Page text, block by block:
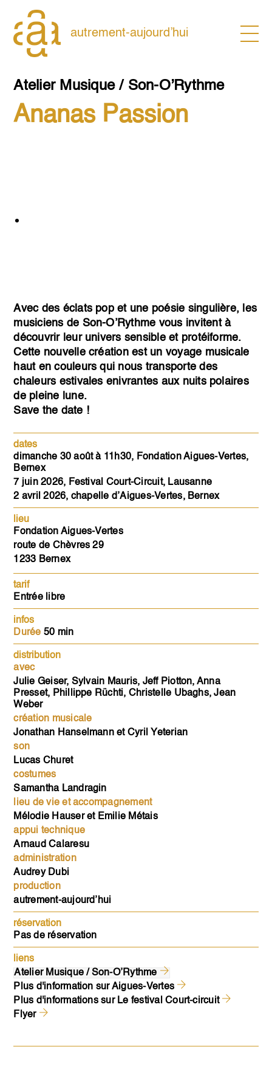
content
autrement-aujourd’hui
Avec des éclats pop et une poésie singulière, les
musiciens de Son-O’Rythme vous invitent à
découvrir leur univers sensible et protéiforme.
Cette nouvelle création est un voyage musicale
haut en couleurs qui nous transporte des
chaleurs estivales enivrantes aux nuits polaires
de pleine lune.
Save the date !
dates
dimanche 30 août à 11h30, Fondation Aigues-Vertes,
Bernex
7 juin 2026, Festival Court-Circuit, Lausanne
2 avril 2026, chapelle d’Aigues-Vertes, Bernex
lieu
Fondation Aigues-Vertes
route de Chèvres 29
1233 Bernex
tarif
Entrée libre
infos
Durée 50 min
distribution
avec
Julie Geiser, Sylvain Mauris, Jeff Piotton, Anna
Presset, Phillippe Rüchti, Christelle Ubaghs, Jean
Weber
création musicale
Jonathan Hanselmann et Cyril Yeterian
son
Lucas Churet
costumes
Samantha Landragin
lieu de vie et accompagnement
Mélodie Hauser et Emilie Métais
appui technique
Arnaud Calaresu
administration
Audrey Dubi
production
autrement-aujourd’hui
réservation
Pas de réservation
liens
Atelier Musique / Son-O’Rythme
Plus d'information sur Aigues-Vertes
Plus d'informations sur Le festival Court-circuit
Flyer
Atelier Musique / Son-O’Rythme
Ananas Passion